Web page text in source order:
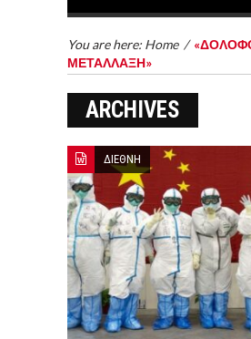
You are here: Home /
ΜΕΤΑΛΛΑΞΗ»
ARCHIVES
ΔΙΕΘΝΗ